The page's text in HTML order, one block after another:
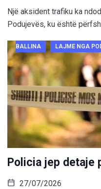
Një aksident trafiku ka
Podujevës, ku është
BALLINA LAJME NGA
Policia jep detaje
27/07/2026